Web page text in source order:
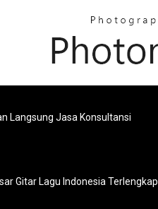
Langsung Jasa Konsultansi
Gitar Lagu Indonesia Terlengkap